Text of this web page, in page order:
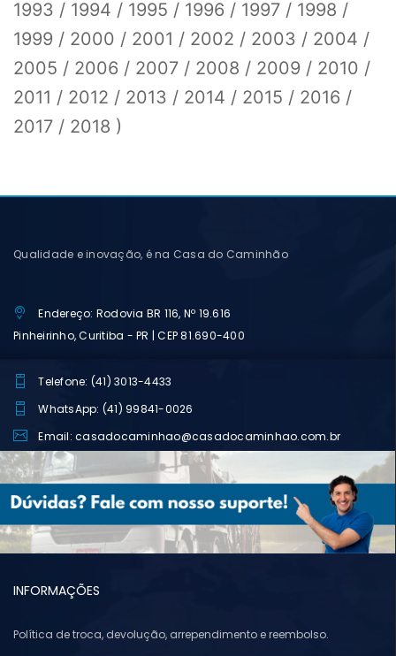
1993 / 1994 / 1995 / 1996 / 1997 / 1998 /
1999 / 2000 / 2001 / 2002 / 2003 / 2004 /
2005 / 2006 / 2007 / 2008 / 2009 / 2010 /
2011 / 2012 / 2013 / 2014 / 2015 / 2016 /
2017 / 2018 )
Qualidade e inovação, é na Casa do Caminhão
Endereço: Rodovia BR 116, Nº 19.616
Pinheirinho, Curitiba - PR | CEP 81.690-400
Telefone: (41) 3013-4433
WhatsApp: (41) 99841-0026
Email: casadocaminhao@casadocaminhao.com.br
INFORMAÇÕES
Política de troca, devolução, arrependimento e reembolso.